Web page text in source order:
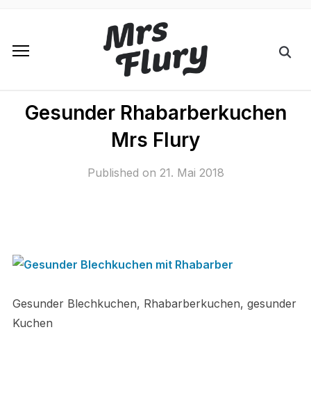
Gesunder Rhabarberkuchen
Mrs Flury
Published on 21. Mai 2018
Gesunder Blechkuchen, Rhabarberkuchen, gesunder
Kuchen